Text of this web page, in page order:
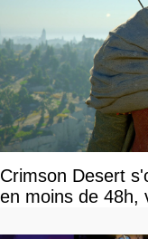
Crimson Desert
en moins de 48h,